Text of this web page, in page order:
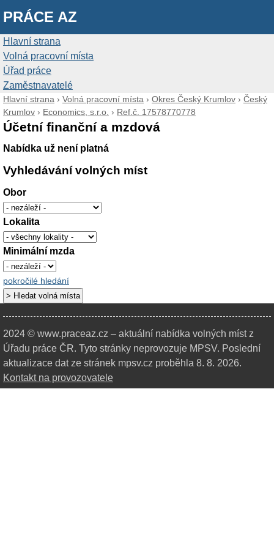
PRÁCE AZ
Hlavní strana
Volná pracovní místa
Úřad práce
Zaměstnavatelé
Hlavní strana › Volná pracovní místa › Okres Český Krumlov › Český
Krumlov › Economics, s.r.o. › Ref.č. 17578770778
Účetní finanční a mzdová
Nabídka už není platná
Vyhledávání volných míst
Obor
Lokalita
Minimální mzda
pokročilé hledání
2024 © www.praceaz.cz – aktuální nabídka volných míst z
Úřadu práce ČR. Tyto stránky neprovozuje MPSV. Poslední
aktualizace dat ze stránek mpsv.cz proběhla 8. 8. 2026.
Kontakt na provozovatele